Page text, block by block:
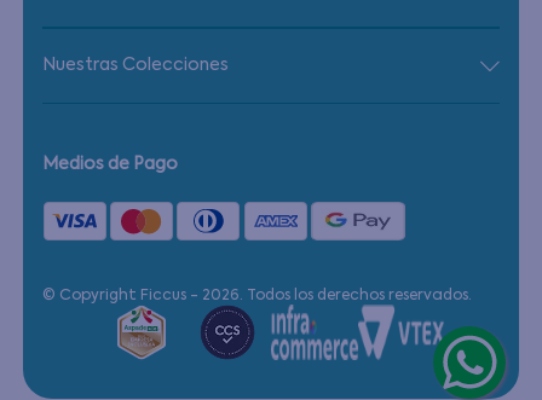
Nuestras Colecciones
Medios de Pago
© Copyright Ficcus - 2026. Todos los derechos reservados.